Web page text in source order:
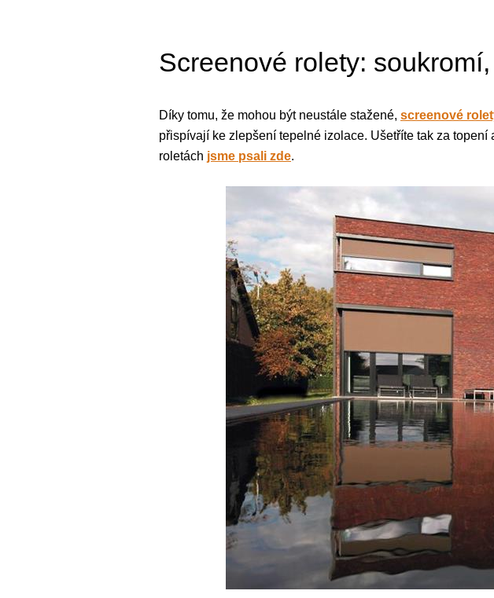
Screenové rolety:
Díky tomu, že mohou být neustále stažené, screenové
přispívají ke zlepšení tepelné izolace. Ušetříte tak za
roletách jsme psali zde.